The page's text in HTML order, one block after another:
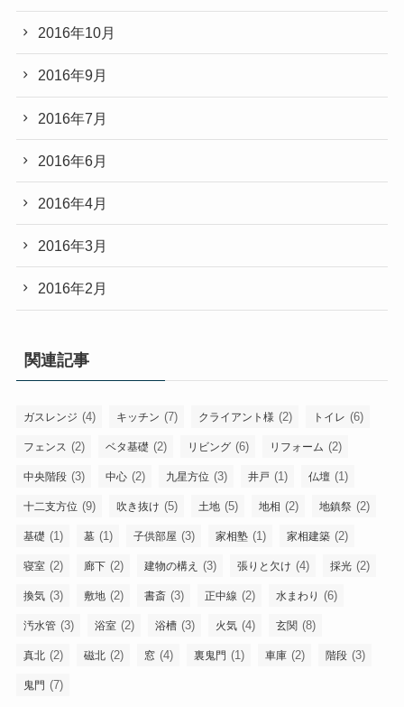
2016年10月
2016年9月
2016年7月
2016年6月
2016年4月
2016年3月
2016年2月
関連記事
ガスレンジ (4) キッチン (7) クライアント様 (2) トイレ (6)
フェンス (2) ベタ基礎 (2) リビング (6) リフォーム (2)
中央階段 (3) 中心 (2) 九星方位 (3) 井戸 (1) 仏壇 (1)
十二支方位 (9) 吹き抜け (5) 土地 (5) 地相 (2) 地鎮祭 (2)
基礎 (1) 墓 (1) 子供部屋 (3) 家相塾 (1) 家相建築 (2)
寝室 (2) 廊下 (2) 建物の構え (3) 張りと欠け (4) 採光 (2)
換気 (3) 敷地 (2) 書斎 (3) 正中線 (2) 水まわり (6)
汚水管 (3) 浴室 (2) 浴槽 (3) 火気 (4) 玄関 (8)
真北 (2) 磁北 (2) 窓 (4) 裏鬼門 (1) 車庫 (2) 階段 (3)
鬼門 (7)